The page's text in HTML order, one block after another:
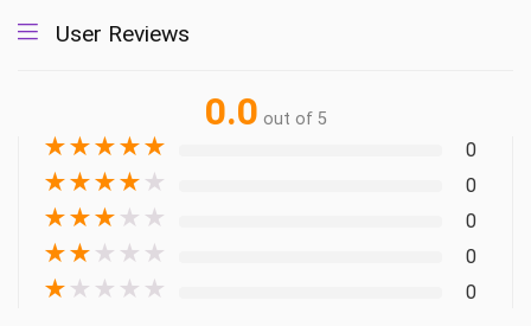
User Reviews
0.0 out of 5
★★★★★ 0
★★★★ ★ 0
★★★ ★ ★ 0
★★ ★ ★ ★ 0
★ ★ ★ ★ ★ 0